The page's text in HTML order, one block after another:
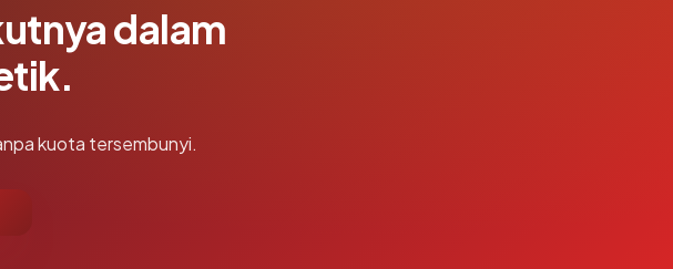
dalam
kuota tersembunyi.